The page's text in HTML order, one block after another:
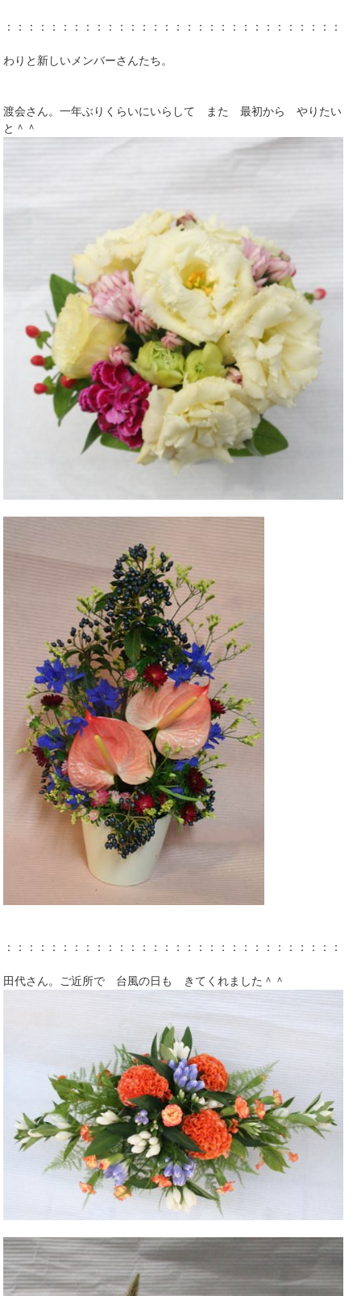
：：：：：：：：：：：：：：：：：：：：：：：：：：：：：：
わりと新しいメンバーさんたち。
渡会さん。一年ぶりくらいにいらして また 最初から やりたい
と＾＾
：：：：：：：：：：：：：：：：：：：：：：：：：：：：：：
田代さん。ご近所で 台風の日も きてくれました＾＾